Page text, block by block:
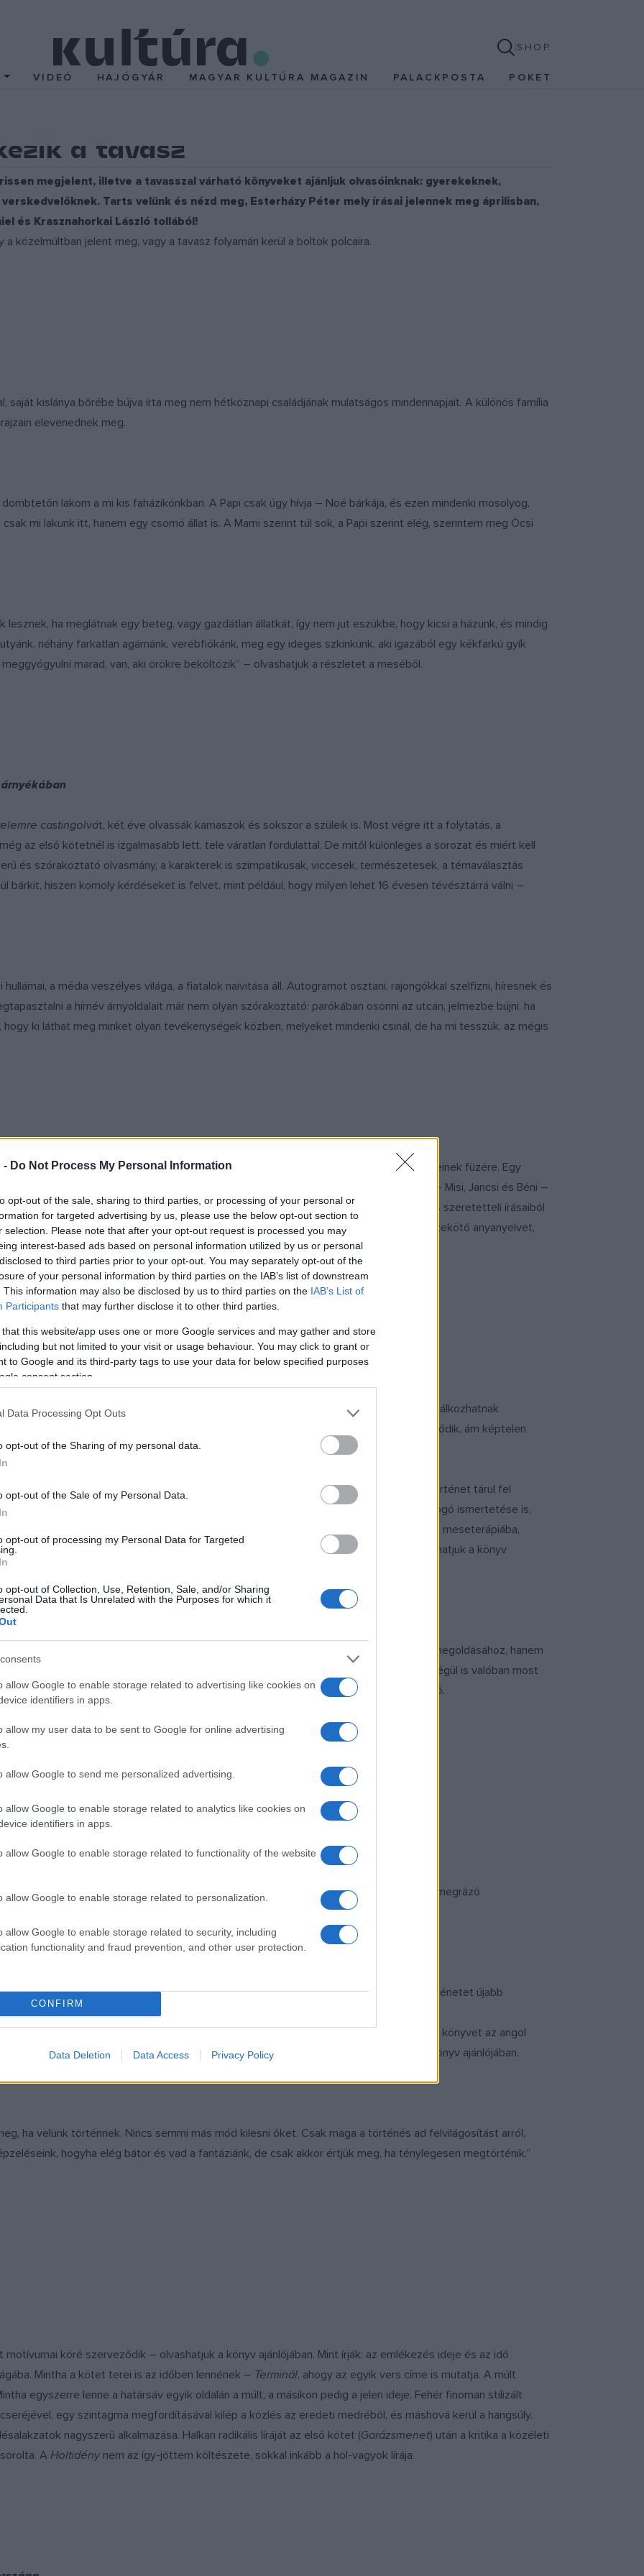
- Do Not Process My Personal Information
opt-out of the sale, sharing to third parties, or processing of your personal or
for targeted advertising by us, please use the below opt-out section to
selection. Please note that after your opt-out request is processed you may
interest-based ads based on personal information utilized by us or personal
to third parties prior to your opt-out. You may separately opt-out of the
of your personal information by third parties on the IAB’s list of downstream
This information may also be disclosed by us to third parties on the IAB’s List of
Participants that may further disclose it to other third parties.
that this website/app uses one or more Google services and may gather and store
but not limited to your visit or usage behaviour. You may click to grant or
to Google and its third-party tags to use your data for below specified purposes
consent section.
Data Processing Opt Outs
opt-out of the Sharing of my personal data.
opt-out of the Sale of my Personal Data.
opt-out of processing my Personal Data for Targeted
opt-out of Collection, Use, Retention, Sale, and/or Sharing
Data that Is Unrelated with the Purposes for which it
allow Google to enable storage related to advertising like cookies on
identifiers in apps.
allow my user data to be sent to Google for online advertising
allow Google to send me personalized advertising.
allow Google to enable storage related to analytics like cookies on
identifiers in apps.
allow Google to enable storage related to functionality of the website
allow Google to enable storage related to personalization.
allow Google to enable storage related to security, including
functionality and fraud prevention, and other user protection.
CONFIRM
Data Deletion Data Access Privacy Policy
SHOP
VIDEÓ HAJÓGYÁR MAGYAR KULTÚRA MAGAZIN PALACKPOSTA POKET
a tavasz
megjelent, illetve a tavasszal várható könyveket ajánljuk olvasóinknak: gyerekeknek,
Tarts velünk és nézd meg, Esterházy Péter mely írásai jelennek meg áprilisban,
és Krasznahorkai László tollából!
a közelmúltban jelent meg, vagy a tavasz folyamán kerül a boltok polcaira.
saját kislánya bőrébe bújva írta meg nem hétköznapi családjának mulatságos mindennapjait. A különös família
elevenednek meg.
lakom a mi kis faházikónkban. A Papi csak úgy hívja – Noé bárkája, és ezen mindenki mosolyog,
mi lakunk itt, hanem egy csomó állat is. A Mami szerint túl sok, a Papi szerint elég, szerintem meg Öcsi
ha meglátnak egy beteg, vagy gazdátlan állatkát, így nem jut eszükbe, hogy kicsi a házunk, és mindig
néhány farkatlan agámánk, verébfiókánk, meg egy ideges szkinkünk, aki igazából egy kékfarkú gyík
marad, van, aki örökre beköltözik” – olvashatjuk a részletet a meséből.
castingolvát, két éve olvassák kamaszok és sokszor a szüleik is. Most végre itt a folytatás, a
az első kötetnél is izgalmasabb lett, tele váratlan fordulattal. De mitől különleges a sorozat és miért kell
és szórakoztató olvasmány, a karakterek is szimpatikusak, viccesek, természetesek, a témaválasztás
bárkit, hiszen komoly kérdéseket is felvet, mint például, hogy milyen lehet 16 évesen tévésztárrá válni –
a média veszélyes világa, a fiatalok naivitása áll. Autogramot osztani, rajongókkal szelfizni, híresnek és
a hírnév árnyoldalait már nem olyan szórakoztató: parókában osonni az utcán, jelmezbe bújni, ha
ki láthat meg minket olyan tevékenységek közben, melyeket mindenki csinál, de ha mi tesszük, az mégis
– olvasható a könyv ajánlójában. Mint írják: Varró Dániel költő, műfordító feljegyzéseinek füzére. Egy
Lapja olvasói 2011 óta követhetik nyomon a költő apuka tolmácsolásában a három fiú – Misi, Jancsi és Béni –
aranyköpéseit, csibészségeit, csatározásait és megbékéléseit. Varró Dániel humoros és szeretetteli írásaiból
kísérhetjük, ahogy egymás megismerése mellett felfedezték a mindannyiunkat összekötő anyanyelvet,
feljegyzésekből készült ez a válogatáskötet.
– Meseterápiás esetek
szeretetet és elfogadást találjon. Börtönbüntetésüket töltő anyák néhány napra találkozhatnak
meghosszabbodik a büntetésük. Egy férfi a felesége és fiatal szeretője között vergődik, ám képtelen
hogy a meseterápia segítségével oldják meg helyzetüket. Összesen kilenc történet tárul fel
a Metamorphoses Meseterápiás Módszer több mint száz módszertani elemének átfogó ismertetése is,
Az eredetileg a német olvasóközönség számára írt mű egyszerre bevezetés a meseterápiába,
s nem utolsósorban hasznos kézikönyv öngyógyító mesés utakhoz is – olvashatjuk a könyv
és inspiráló ötleteket ad néhány életválság vagy elakadás mesékkel történő megoldásához, hanem
megismerhessék a Metamorphoses Meseterápiás Módszer minden elemét. Mert végül is valóban most
egy kötetben, méghozzá esettanulmányok kíséretében” – mondja Boldizsár Ildikó.
kiadás, új fejezetekkel
né” beszervezési és munkadossziéját. Fia 2014 márciusában értesül róla. Ennek megrázó
meg. A bővített kiadás új fejezetekkel gazdagodott, amelyek a megrázó családtörténetet újabb
címmel megjelenő könyvet az angol
díjra. A kötet megfilmesítésén a Heyday Films és a Film4 dolgozik ? olvashatjuk a könyv ajánlójában.
ha velünk történnek. Nincs semmi más mód kilesni őket. Csak maga a történés ad felvilágosítást arról,
hogyha elég bátor és vad a fantáziánk, de csak akkor értjük meg, ha ténylegesen megtörténik.”
köré szerveződik – olvashatjuk a könyv ajánlójában. Mint írják: az emlékezés ideje és az idő
Mintha a kötet terei is az időben lennének – Terminál, ahogy az egyik vers címe is mutatja. A múlt
egyszerre lenne a határsáv egyik oldalán a múlt, a másikon pedig a jelen ideje. Fehér finoman stilizált
egy szintagma megfordításával kilép a közlés az eredeti medréből, és máshová kerül a hangsúly.
nagyszerű alkalmazása. Halkan radikális líráját az első kötet (Garázsmenet) után a kritika a közéleti
A Holtidény nem az így-jöttem költészete, sokkal inkább a hol-vagyok lírája.